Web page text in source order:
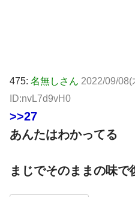
475: 名無しさん 2022/09/08(
ID:nvL7d9vH0
>>27
あんたはわかってる
まじでそのままの味で